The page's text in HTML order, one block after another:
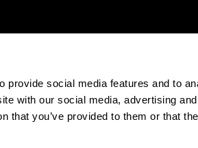
provide social media features and to
with our social media, advertising
that you’ve provided to them or that
The EHU in Tiktok
The EHU inThe